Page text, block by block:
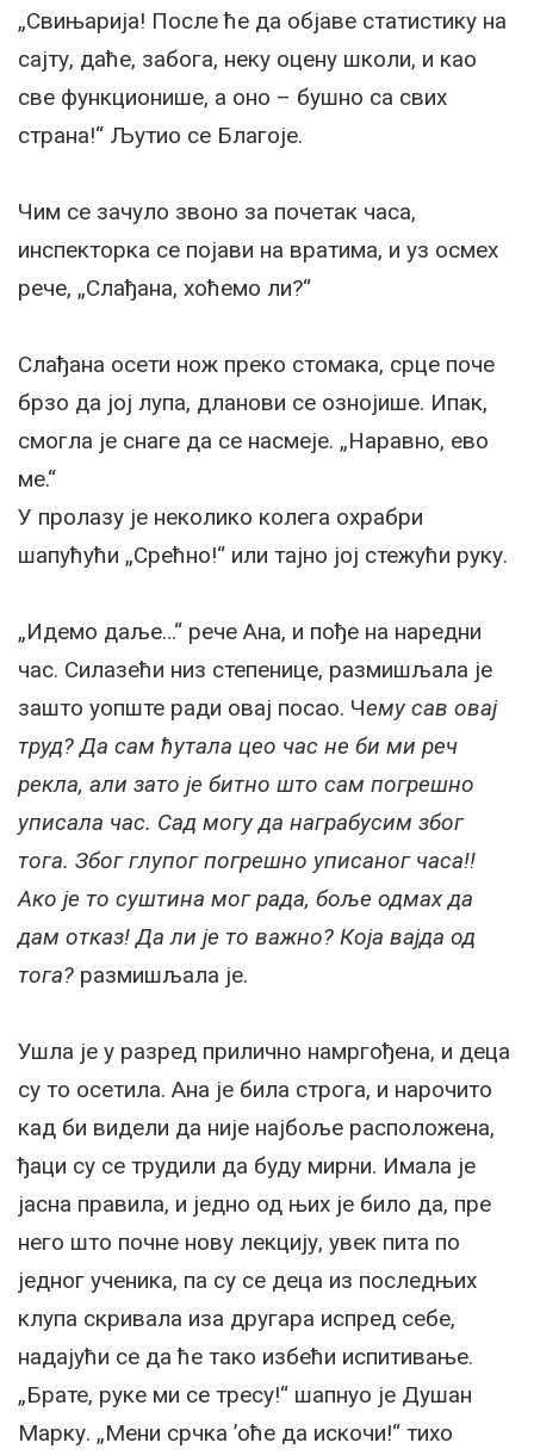
„Свињарија! После ће да објаве статистику на
сајту, даће, забога, неку оцену школи, и као
све функционише, а оно – бушно са свих
страна!“ Љутио се Благоје.
Чим се зачуло звоно за почетак часа,
инспекторка се појави на вратима, и уз осмех
рече, „Слађана, хоћемо ли?“
Слађана осети нож преко стомака, срце поче
брзо да јој лупа, дланови се ознојише. Ипак,
смогла је снаге да се насмеје. „Наравно, ево
ме.“
У пролазу је неколико колега охрабри
шапућући „Срећно!“ или тајно јој стежући руку.
„Идемо даље…“ рече Ана, и пође на наредни
час. Силазећи низ степенице, размишљала је
зашто уопште ради овај посао. Чему сав овај
труд? Да сам ћутала цео час не би ми реч
рекла, али зато је битно што сам погрешно
уписала час. Сад могу да награбусим због
тога. Због глупог погрешно уписаног часа!!
Ако је то суштина мог рада, боље одмах да
дам отказ! Да ли је то важно? Која вајда од
тога? размишљала је.
Ушла је у разред прилично намргођена, и деца
су то осетила. Ана је била строга, и нарочито
кад би видели да није најбоље расположена,
ђаци су се трудили да буду мирни. Имала је
јасна правила, и једно од њих је било да, пре
него што почне нову лекцију, увек пита по
једног ученика, па су се деца из последњих
клупа скривала иза другара испред себе,
надајући се да ће тако избећи испитивање.
„Брате, руке ми се тресу!“ шапнуо је Душан
Марку. „Мени срчка ’оће да искочи!“ тихо